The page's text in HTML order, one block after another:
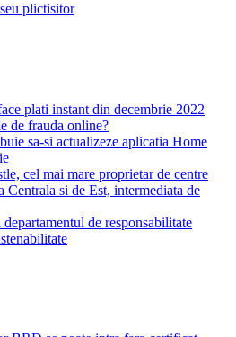
plictisitor
plati instant din decembrie 2022
de frauda online?
sa-si actualizeze aplicatia Home
cel mai mare proprietar de centre
Centrala si de Est, intermediata de
de responsabilitate